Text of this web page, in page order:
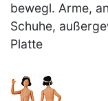
bewegl. Arme,
Schuhe,
Platte